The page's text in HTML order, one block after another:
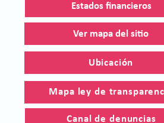
Estados financieros
Ver mapa del sitio
Ubicación
Mapa ley de
Canal de denuncias